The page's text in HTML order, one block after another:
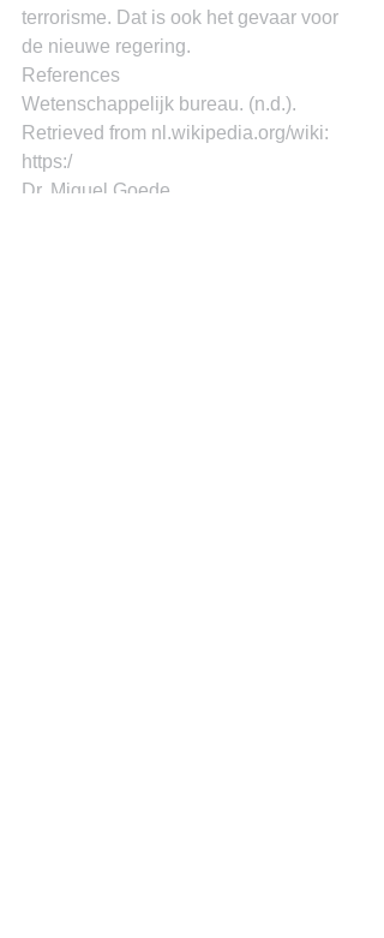
terrorisme. Dat is ook het gevaar voor
de nieuwe regering.
References
Wetenschappelijk bureau. (n.d.).
Retrieved from nl.wikipedia.org/wiki:
https:/
Dr. Miguel Goede